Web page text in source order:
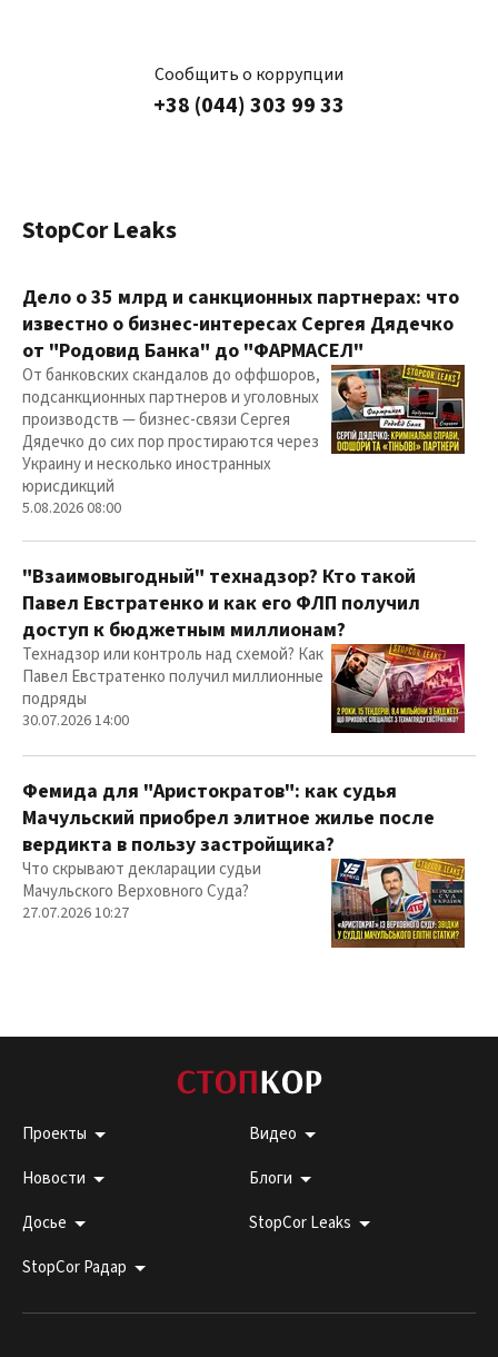
Сообщить о коррупции
+38 (044) 303 99 33
StopCor Leaks
Дело о 35 млрд и санкционных партнерах: что
известно о бизнес-интересах Сергея Дядечко
от "Родовид Банка" до "ФАРМАСЕЛ"
От банковских скандалов до оффшоров,
подсанкционных партнеров и уголовных
производств — бизнес-связи Сергея
Дядечко до сих пор простираются через
Украину и несколько иностранных
юрисдикций
5.08.2026 08:00
"Взаимовыгодный" технадзор? Кто такой
Павел Евстратенко и как его ФЛП получил
доступ к бюджетным миллионам?
Технадзор или контроль над схемой? Как
Павел Евстратенко получил миллионные
подряды
30.07.2026 14:00
Фемида для "Аристократов": как судья
Мачульский приобрел элитное жилье после
вердикта в пользу застройщика?
Что скрывают декларации судьи
Мачульского Верховного Суда?
27.07.2026 10:27
Проекты
Видео
Новости
Блоги
Досье
StopCor Leaks
StopCor Радар